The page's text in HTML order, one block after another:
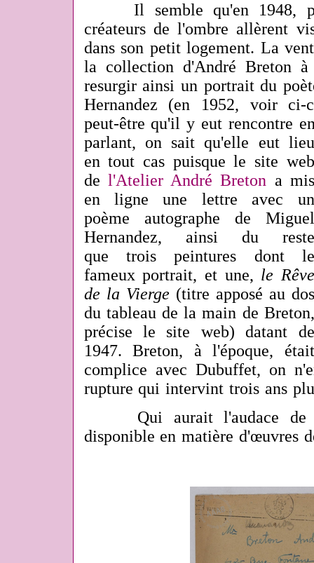
Il semble qu'en 1948,
créateurs de l'ombre allèrent
dans son petit logement. La
la collection d'André Breton
resurgir ainsi un portrait du
Hernandez (en 1952, voir ci-
peut-être qu'il y eut rencontre
parlant, on sait qu'elle eut lieu
en tout cas puisque le site web
de l'Atelier André Breton a mis
en ligne une lettre avec un
poème autographe de Miguel
Hernandez, ainsi du reste
que trois peintures dont le
fameux portrait, et une, le Rêve
de la Vierge (titre apposé au dos
du tableau de la main de Breton,
précise le site web) datant de
1947. Breton, à l'époque, était
complice avec Dubuffet, on
rupture qui intervint trois ans
Qui aurait l'audace de
disponible en matière d'œuvres